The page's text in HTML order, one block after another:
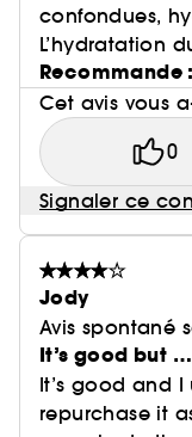
confondues,
L’hydratation
Recommande
Cet avis vous
0
Signaler ce
Jody
Avis spontané
It’s good but …
It’s good and
repurchase it